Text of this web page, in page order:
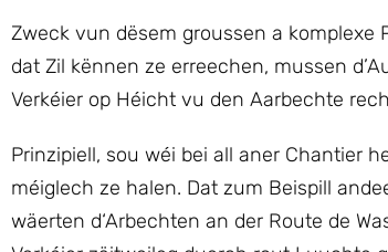
Zweck vun dësem groussen a komplexe
dat Zil kënnen ze erreechen, mussen
Verkéier op Héicht vu den Aarbechte
Prinzipiell, sou wéi bei all aner Chantier
méiglech ze halen. Dat zum Beispill
wäerten d‘Arbechten an der Route de